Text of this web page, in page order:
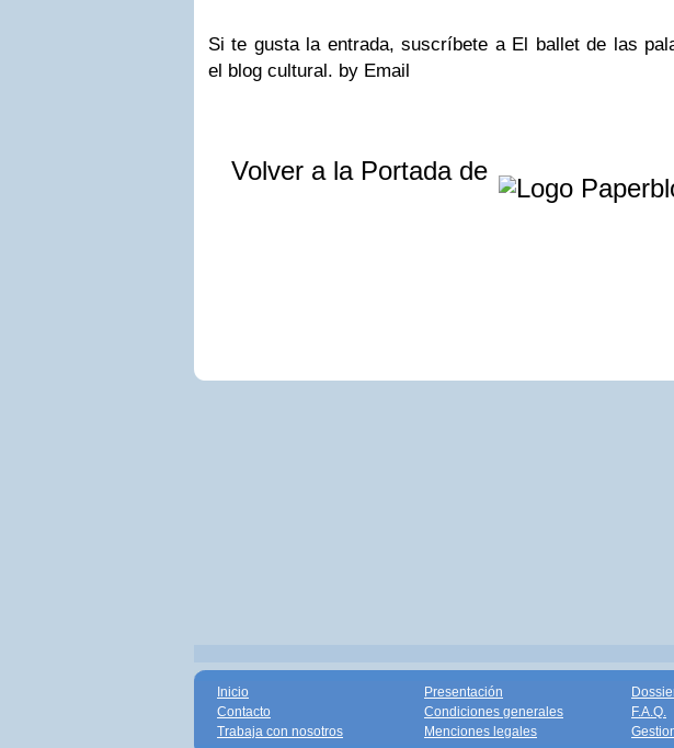
Si te gusta la entrada, suscríbete a El ballet de las
el blog cultural. by Email
Volver a la Portada de
Inicio
Contacto
Trabaja con nosotros
Presentación
Condiciones generales
Menciones legales
F.A.Q.